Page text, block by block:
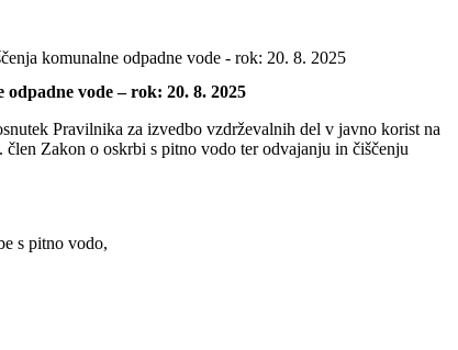
komunalne odpadne vode - rok: 20. 8. 2025
vode – rok: 20. 8. 2025
Pravilnika za izvedbo vzdrževalnih del v javno korist na
Zakon o oskrbi s pitno vodo ter odvajanju in čiščenju
s pitno vodo,